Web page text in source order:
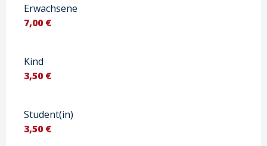
Erwachsene
7,00 €
Kind
3,50 €
Student(in)
3,50 €